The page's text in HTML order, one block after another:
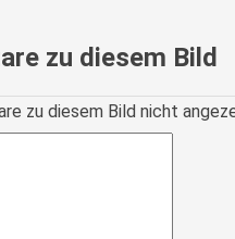
zu diesem Bild
zu diesem Bild nicht